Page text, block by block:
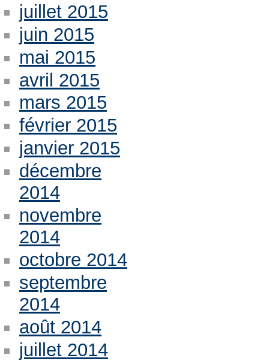
juillet 2015
juin 2015
mai 2015
avril 2015
mars 2015
février 2015
janvier 2015
décembre
2014
novembre
2014
octobre 2014
septembre
2014
août 2014
juillet 2014